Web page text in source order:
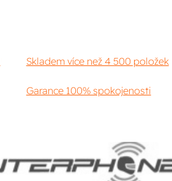
Skladem více než 4 500 položek
Garance 100% spokojenosti